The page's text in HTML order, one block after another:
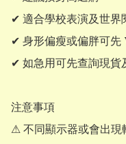
✔ 適合學校表演及世界
✔ 身形偏瘦或偏胖可
✔ 如急用可先查詢現貨
注意事項
⚠ 不同顯示器或會出現